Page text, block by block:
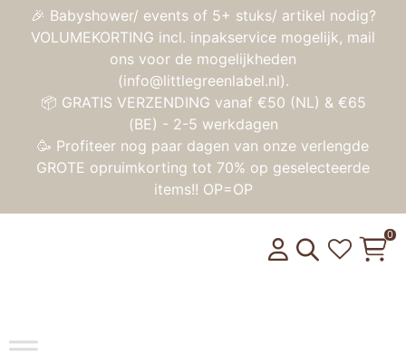
🎉 Babyshower/ events of 5+ stuks/ artikel nodig?
VOLUMEKORTING incl. inpakservice mogelijk, mail
ons voor de mogelijkheden
(info@littlegreenlabel.nl).
📦 GRATIS VERZENDING vanaf €50 (NL) & €65
(BE) - 2-5 werkdagen
🥳 Profiteer nog paar dagen van onze verlengde
GROTE opruimkorting tot 70% op geselecteerde
items!! OP=OP
Toggle
0